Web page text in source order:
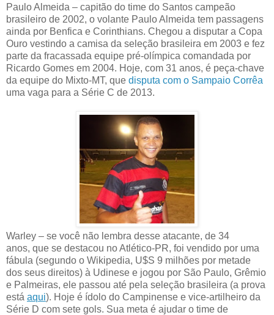
Paulo Almeida – capitão do time do Santos campeão
brasileiro de 2002, o volante Paulo Almeida tem passagens
ainda por Benfica e Corinthians. Chegou a disputar a Copa
Ouro vestindo a camisa da seleção brasileira em 2003 e fez
parte da fracassada equipe pré-olímpica comandada por
Ricardo Gomes em 2004. Hoje, com 31 anos, é peça-chave
da equipe do Mixto-MT, que disputa com o Sampaio Corrêa
uma vaga para a Série C de 2013.
Warley – se você não lembra desse atacante, de 34
anos, que se destacou no Atlético-PR, foi vendido por uma
fábula (segundo o Wikipedia, U$S 9 milhões por metade
dos seus direitos) à Udinese e jogou por São Paulo, Grêmio
e Palmeiras, ele passou até pela seleção brasileira (a prova
está aqui). Hoje é ídolo do Campinense e vice-artilheiro da
Série D com sete gols. Sua meta é ajudar o time de